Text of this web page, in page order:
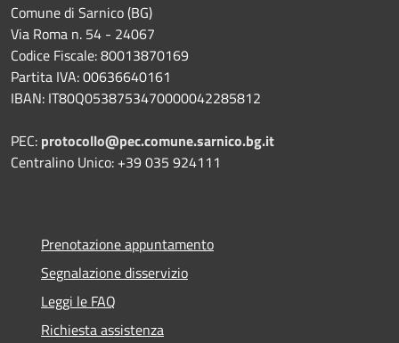
Comune di Sarnico (BG)
Via Roma n. 54 - 24067
Codice Fiscale: 80013870169
Partita IVA: 00636640161
IBAN: IT80Q0538753470000042285812
PEC: protocollo@pec.comune.sarnico.bg.it
Centralino Unico: +39 035 924111
Prenotazione appuntamento
Segnalazione disservizio
Leggi le FAQ
Richiesta assistenza